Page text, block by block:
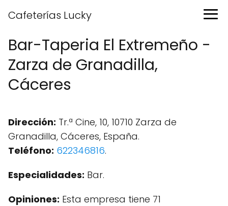
Cafeterías Lucky
Bar-Taperia El Extremeño -
Zarza de Granadilla,
Cáceres
Dirección: Tr.ª Cine, 10, 10710 Zarza de
Granadilla, Cáceres, España.
Teléfono: 622346816.
Especialidades: Bar.
Opiniones: Esta empresa tiene 71